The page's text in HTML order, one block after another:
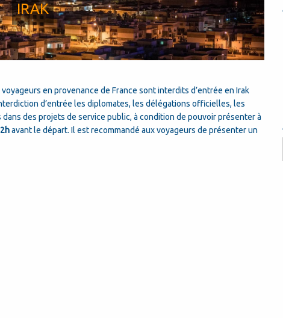
IRAK
en provenance de France sont interdits d’entrée en Irak
d’entrée les diplomates, les délégations officielles, les
des projets de service public, à condition de pouvoir présenter à
avant le départ. Il est recommandé aux voyageurs de présenter un